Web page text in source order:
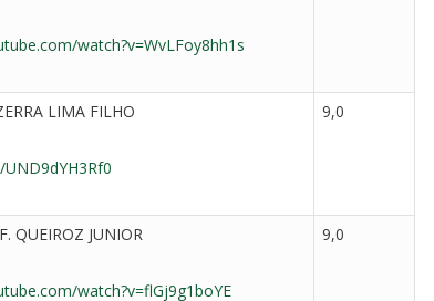
watch?v=WvLFoy8hh1s
LIMA FILHO 9,0
QUEIROZ JUNIOR
watch?v=flGj9g1boYE
9,0